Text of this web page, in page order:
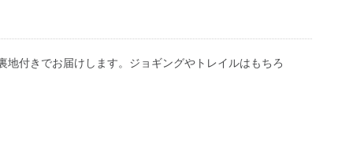
付きでお届けします。ジョギングやトレイルはもちろ